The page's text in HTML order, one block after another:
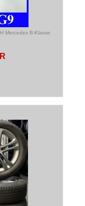
Mercedes B-Klasse